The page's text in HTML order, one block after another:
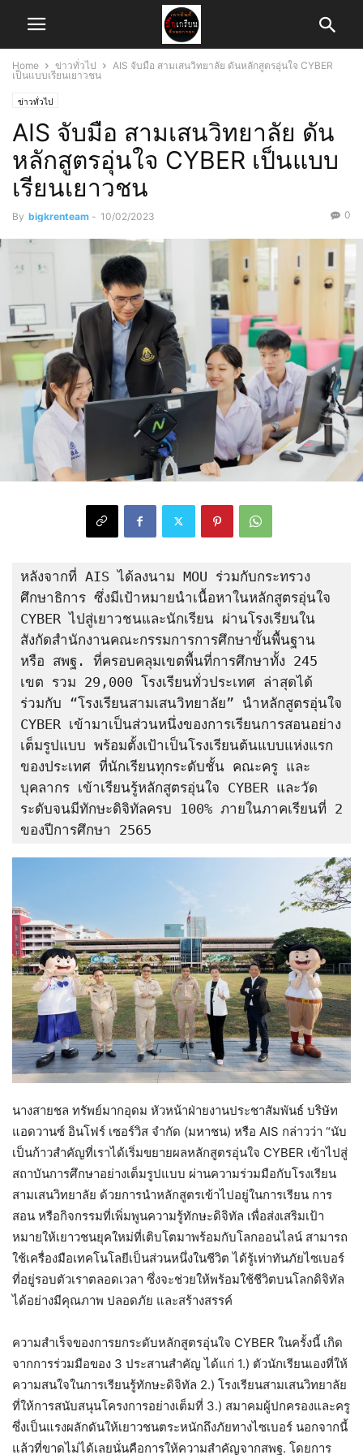
Home ข่าวทั่วไป
AIS จับมือ สามเสนวิทยาลัย ดันหลักสูตรอุ่นใจ CYBER
เป็นแบบเรียนเยาวชน
ข่าวทั่วไป
AIS จับมือ สามเสนวิทยาลัย ดัน
หลักสูตรอุ่นใจ CYBER เป็นแบบ
เรียนเยาวชน
By bigkrenteam - 10/02/2023 0
หลังจากที่ AIS ได้ลงนาม MOU ร่วมกับกระทรวง
ศึกษาธิการ ซึ่งมีเป้าหมายนำเนื้อหาในหลักสูตรอุ่นใจ
CYBER ไปสู่เยาวชนและนักเรียน ผ่านโรงเรียนใน
สังกัดสำนักงานคณะกรรมการการศึกษาขั้นพื้นฐาน
หรือ สพฐ. ที่ครอบคลุมเขตพื้นที่การศึกษาทั้ง 245
เขต รวม 29,000 โรงเรียนทั่วประเทศ ล่าสุดได้
ร่วมกับ “โรงเรียนสามเสนวิทยาลัย” นำหลักสูตรอุ่นใจ
CYBER เข้ามาเป็นส่วนหนึ่งของการเรียนการสอนอย่าง
เต็มรูปแบบ พร้อมตั้งเป้าเป็นโรงเรียนต้นแบบแห่งแรก
ของประเทศ ที่นักเรียนทุกระดับชั้น คณะครู และ
บุคลากร เข้าเรียนรู้หลักสูตรอุ่นใจ CYBER และวัด
ระดับจนมีทักษะดิจิทัลครบ 100% ภายในภาคเรียนที่ 2
ของปีการศึกษา 2565
นางสายชล ทรัพย์มากอุดม หัวหน้าฝ่ายงานประชาสัมพันธ์ บริษัท
แอดวานซ์ อินโฟร์ เซอร์วิส จำกัด (มหาชน) หรือ AIS กล่าวว่า “นับ
เป็นก้าวสำคัญที่เราได้เริ่มขยายผลหลักสูตรอุ่นใจ CYBER เข้าไปสู่
สถาบันการศึกษาอย่างเต็มรูปแบบ ผ่านความร่วมมือกับโรงเรียน
สามเสนวิทยาลัย ด้วยการนำหลักสูตรเข้าไปอยู่ในการเรียน การ
สอน หรือกิจกรรมที่เพิ่มพูนความรู้ทักษะดิจิทัล เพื่อส่งเสริมเป้า
หมายให้เยาวชนยุคใหม่ที่เติบโตมาพร้อมกับโลกออนไลน์ สามารถ
ใช้เครื่องมือเทคโนโลยีเป็นส่วนหนึ่งในชีวิต ได้รู้เท่าทันภัยไซเบอร์
ที่อยู่รอบตัวเราตลอดเวลา ซึ่งจะช่วยให้พร้อมใช้ชีวิตบนโลกดิจิทัล
ได้อย่างมีคุณภาพ ปลอดภัย และสร้างสรรค์
ความสำเร็จของการยกระดับหลักสูตรอุ่นใจ CYBER ในครั้งนี้ เกิด
จากการร่วมมือของ 3 ประสานสำคัญ ได้แก่ 1.) ตัวนักเรียนเองที่ให้
ความสนใจในการเรียนรู้ทักษะดิจิทัล 2.) โรงเรียนสามเสนวิทยาลัย
ที่ให้การสนับสนุนโครงการอย่างเต็มที่ 3.) สมาคมผู้ปกครองและครู
ซึ่งเป็นแรงผลักดันให้เยาวชนตระหนักถึงภัยทางไซเบอร์ นอกจากนี้
แล้วที่ขาดไม่ได้เลยนั่นคือการให้ความสำคัญจากสพฐ. โดยการ